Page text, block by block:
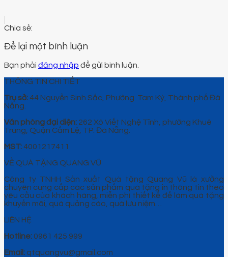
Để lại một bình luận
Bạn phải đăng nhập để gửi bình luận.
THÔNG TIN CHI TIẾT
Trụ sở: 44 Nguyễn Sinh Sắc, Phường Tam Kỳ, Thành phố Đà
Nẵng.
Văn phòng đại diện: 262 Xô Viết Nghệ Tĩnh, phường Khuê
Trung, Quận Cẩm Lệ, TP. Đà Nẵng.
MST: 4001217411
VỀ QUÀ TẶNG QUANG VŨ
Công ty TNHH Sản xuất Quà tặng Quang Vũ là xưởng
chuyên cung cấp các sản phẩm quà tặng in thông tin theo
yêu cầu của khách hàng, miễn phí thiết kế để làm quà tặng
khuyến mãi, quà quảng cáo, quà lưu niệm…
LIÊN HỆ
Hotline: 0961 425 999
Email: qtquangvu@gmail.com